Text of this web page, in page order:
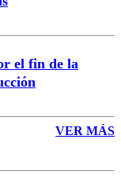
el fin de la
VER MÁS